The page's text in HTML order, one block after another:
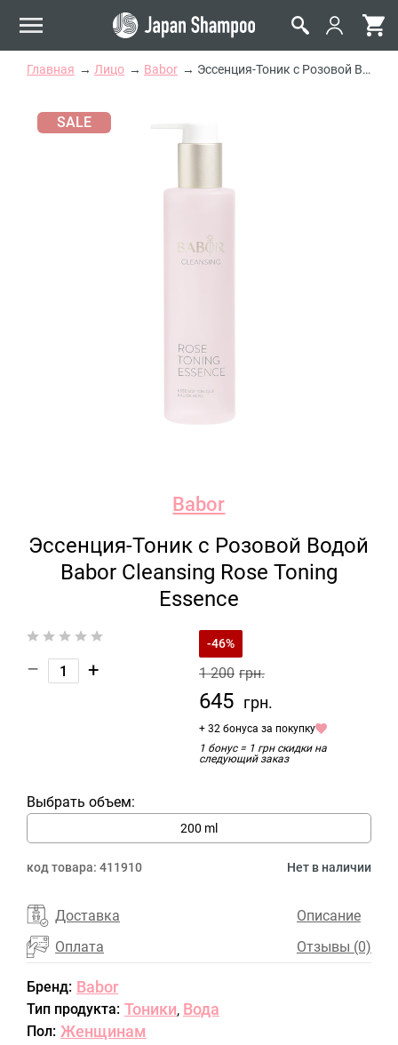
Главная Лицо Babor Эссенция-Тоник с Розовой Водой Babor Cleansing Rose Toning Essence
SALE
Babor
Эссенция-Тоник с Розовой Водой
Babor Cleansing Rose Toning
Essence
– +
-46%
1 200 грн.
645 грн.
+ 32 бонуса за покупку
1 бонус = 1 грн скидки на
следующий заказ
Выбрать объем:
200 ml
код товара: 411910 Нет в наличии
Доставка
Оплата
Описание
Отзывы (0)
Бренд: Babor
Тип продукта: Тоники, Вода
Пол: Женщинам